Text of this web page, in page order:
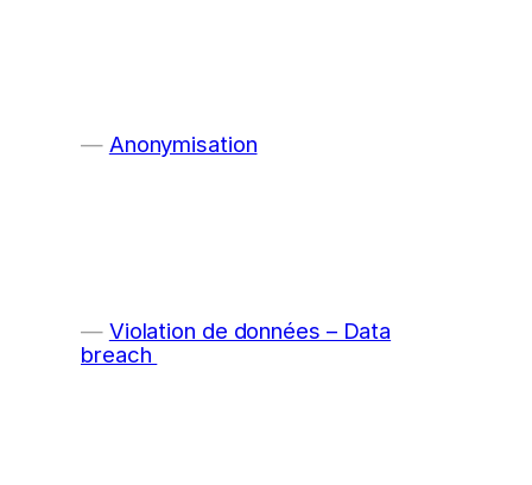
Anonymisation
Violation de données – Data
breach